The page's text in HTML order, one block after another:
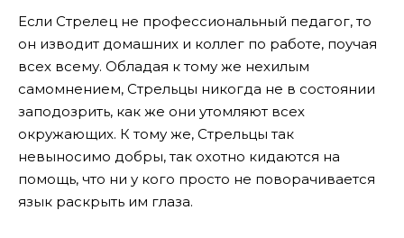
Если Стрелец не профессиональный педагог, то
он изводит домашних и коллег по работе, поучая
всех всему. Обладая к тому же нехилым
самомнением, Стрельцы никогда не в состоянии
заподозрить, как же они утомляют всех
окружающих. К тому же, Стрельцы так
невыносимо добры, так охотно кидаются на
помощь, что ни у кого просто не поворачивается
язык раскрыть им глаза.